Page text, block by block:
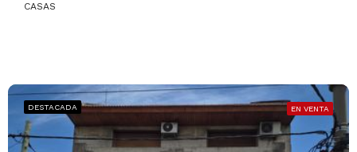
CASAS
DESTACADA EN VENTA